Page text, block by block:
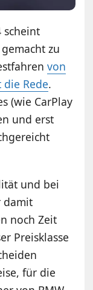
scheint
zu
von
Rede.
(wie CarPlay
und erst
und bei
damit
noch Zeit
Preisklasse
für die